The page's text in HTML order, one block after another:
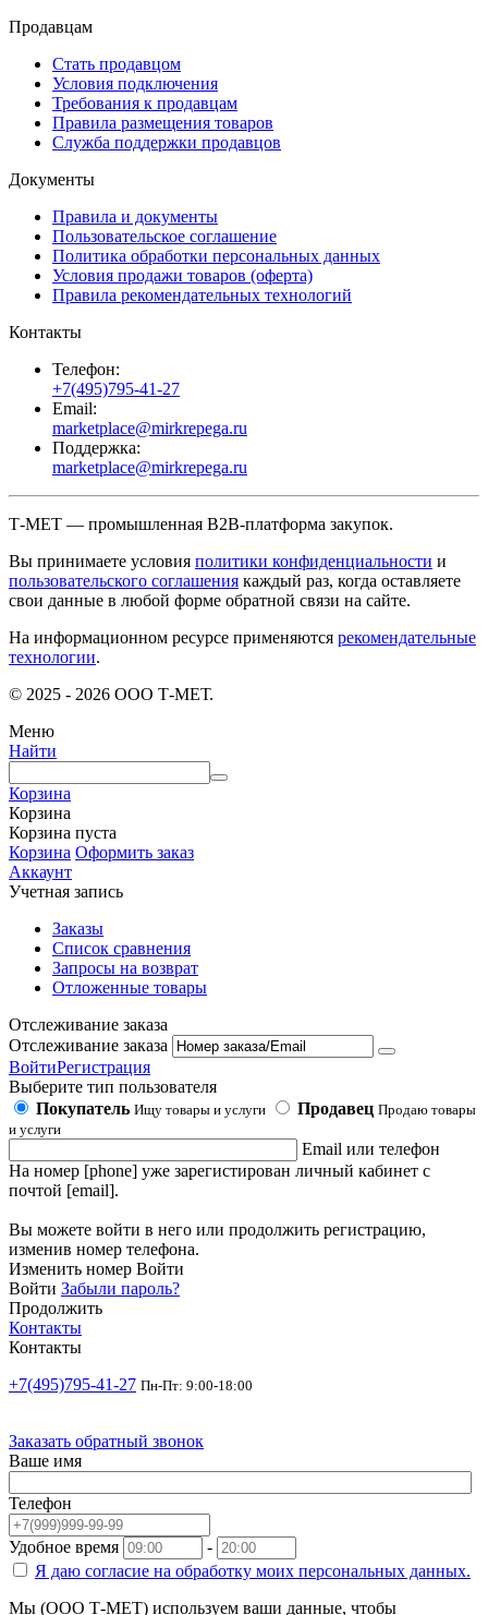
Продавцам
Стать продавцом
Условия подключения
Требования к продавцам
Правила размещения товаров
Служба поддержки продавцов
Документы
Правила и документы
Пользовательское соглашение
Политика обработки персональных данных
Условия продажи товаров (оферта)
Правила рекомендательных технологий
Контакты
Телефон:
+7(495)795-41-27
Email:
marketplace@mirkrepega.ru
Поддержка:
marketplace@mirkrepega.ru
Т-МЕТ — промышленная B2B-платформа закупок.
Вы принимаете условия политики конфиденциальности и
пользовательского соглашения каждый раз, когда оставляете
свои данные в любой форме обратной связи на сайте.
На информационном ресурсе применяются рекомендательные
технологии.
© 2025 - 2026 ООО Т-МЕТ.
Меню
Найти
Корзина
Корзина
Корзина пуста
Корзина Оформить заказ
Аккаунт
Учетная запись
Заказы
Список сравнения
Запросы на возврат
Отложенные товары
Отслеживание заказа
Отслеживание заказа
ВойтиРегистрация
Выберите тип пользователя
Покупатель Ищу товары и услуги Продавец Продаю товары
и услуги
Email или телефон
На номер [phone] уже зарегистирован личный кабинет с
почтой [email].
Вы можете войти в него или продолжить регистрацию,
изменив номер телефона.
Изменить номер Войти
Войти Забыли пароль?
Продолжить
Контакты
Контакты
+7(495)795-41-27 Пн-Пт: 9:00-18:00
Заказать обратный звонок
Ваше имя
Телефон
Удобное время
-
Я даю согласие на обработку моих персональных данных.
Мы (ООО Т-МЕТ) используем ваши данные, чтобы